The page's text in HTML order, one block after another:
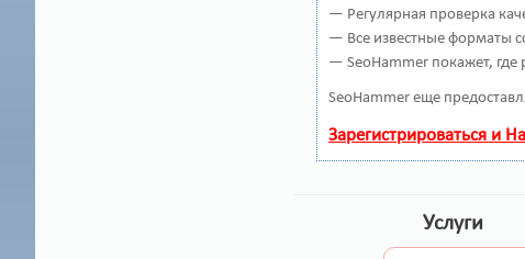
— Регулярная проверка
— Все известные форматы
— SeoHammer покажет,
SeoHammer еще
Зарегистрироваться и
Услуги